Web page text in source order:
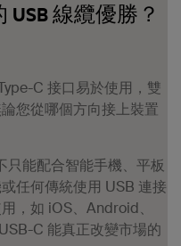
USB 線纜優勝？
C 接口易於使用，雙
您從哪個方向接上裝置
只能配合智能手機、平板
任何傳統使用 USB 連接
，如 iOS、Android、
C 能真正改變市場的